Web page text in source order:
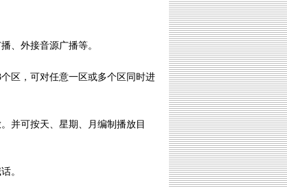
、外接音源广播等。
区，可对任意一区或多个区同时进
并可按天、星期、月编制播放目
。